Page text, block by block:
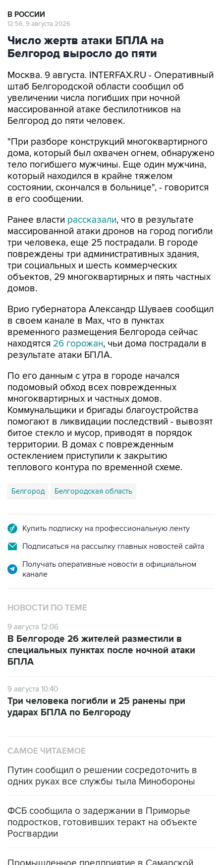
В РОССИИ
12:56, 9 августа 2026
Число жертв атаки БПЛА на
Белгород выросло до пяти
Москва. 9 августа. INTERFAX.RU - Оперативный
штаб Белгородской области сообщил об
увеличении числа погибших при ночной
массированной атаке беспилотников на
Белгород до пяти человек.
"При разборе конструкций многоквартирного
дома, который был охвачен огнем, обнаружено
тело погибшего мужчины. Еще один мужчина,
который находился в крайне тяжелом
состоянии, скончался в больнице", - говорится
в его сообщении.
Ранее власти рассказали, что в результате
массированной атаки дронов на город погибли
три человека, еще 25 пострадали. В городе
повреждены три административных здания,
три социальных и шесть коммерческих
объектов, 29 многоквартирных и пять частных
домов.
Врио губернатора Александр Шуваев сообщил
в своем канале в Мах, что в пунктах
временного размещения Белгорода сейчас
находятся 26 горожан, чьи дома пострадали в
результате атаки БПЛА.
По его данным с утра в городе начался
подомовый обход всех поврежденных
многоквартирных и частных домов.
Коммунальщики и бригады благоустройства
помогают в ликвидации последствий - вывозят
битое стекло и мусор, приводят в порядок
территории. В домах с поврежденным
остеклением приступили к закрытию
теплового контура по временной схеме.
Белгород Белгородская область
Купить подписку на профессиональную ленту
Подписаться на рассылку главных новостей сайта
Получать оперативные новости в официальном
канале
НОВОСТИ ПО ТЕМЕ
9 августа 12:06
В Белгороде 26 жителей разместили в
специальных пунктах после ночной атаки
БПЛА
9 августа 10:40
Три человека погибли и 25 ранены при
ударах БПЛА по Белгороду
САМОЕ ЧИТАЕМОЕ
Путин сообщил о решении сосредоточить в
одних руках все службы тыла Минобороны
ФСБ сообщила о задержании в Приморье
подростков, готовивших теракт на объекте
Росгвардии